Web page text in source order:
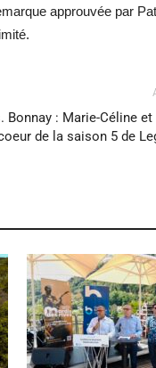
approuvée par
Bonnay : Marie-Céline et
de la saison 5 de